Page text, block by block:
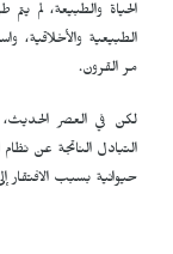
الحياة والطبيعة، لم
الطبيعية والأخلاقية،
مر القرون.
لكن في العصر الحديث،
التبادل الناتجة عن
حيوانية بسبب الافتقار